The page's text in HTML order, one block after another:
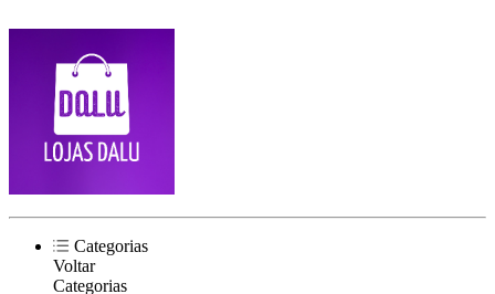
Categorias
Voltar
Categorias